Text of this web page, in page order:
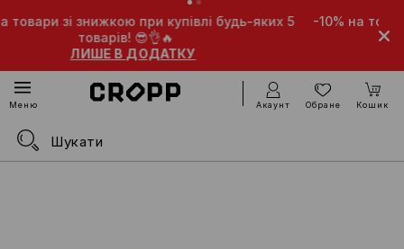
-10% на товари зі знижкою при покупці
будь-яких 5
Меню Акаунт Обране Кошик